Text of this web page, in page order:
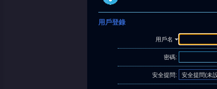
用戶登錄
用戶名
密碼:
安全提問: